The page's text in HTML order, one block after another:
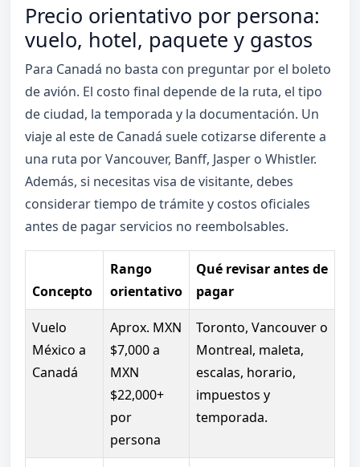
Precio orientativo por persona:
vuelo, hotel, paquete y gastos
Para Canadá no basta con preguntar por el boleto
de avión. El costo final depende de la ruta, el tipo
de ciudad, la temporada y la documentación. Un
viaje al este de Canadá suele cotizarse diferente a
una ruta por Vancouver, Banff, Jasper o Whistler.
Además, si necesitas visa de visitante, debes
considerar tiempo de trámite y costos oficiales
antes de pagar servicios no reembolsables.
Concepto
Rango
orientativo
Qué revisar antes de
pagar
Vuelo
México a
Canadá
Aprox. MXN
$7,000 a
MXN
$22,000+
por
persona
Toronto, Vancouver o
Montreal, maleta,
escalas, horario,
impuestos y
temporada.